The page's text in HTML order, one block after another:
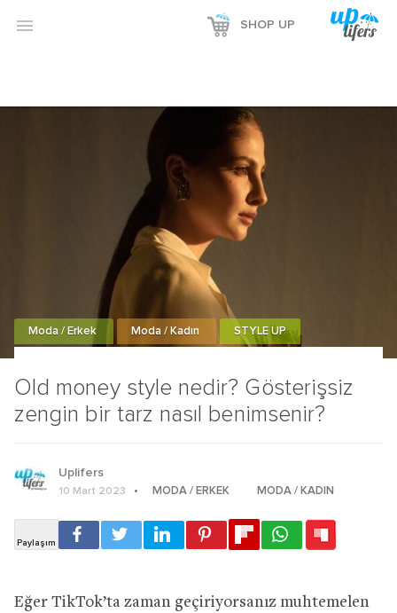
 SHOP UP
Old money style nedir? Gösterişsiz
zengin bir tarz nasıl benimsenir?
Moda / Erkek Moda / Kadın STYLE UP
Uplifers
10 Mart 2023 MODA / ERKEK MODA / KADIN
Eğer TikTok’ta zaman geçiriyorsanız muhtemelen